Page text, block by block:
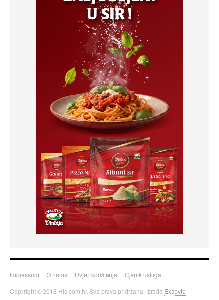
Impressum | O nama | Uvjeti korištenja | Cjenik usluga
Copyright © 2018 Hia.com.hr. Sva prava pridržana. Izrada Exabyte